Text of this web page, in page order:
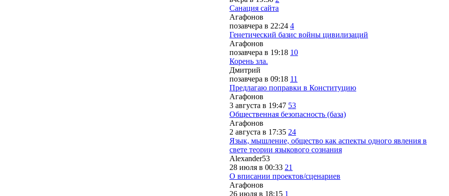
Санация сайта
Агафонов
позавчера в 22:24 4
Генетический базис войны цивилизаций
Агафонов
позавчера в 19:18 10
Корень зла.
Дмитрий
позавчера в 09:18 11
Предлагаю поправки в Конституцию
Агафонов
3 августа в 19:47 53
Общественная безопасность (база)
Агафонов
2 августа в 17:35 24
Язык, мышление, общество как аспекты одного явления в
свете теории языкового сознания
Alexander53
28 июля в 00:33 21
О вписании проектов/сценариев
Агафонов
26 июля в 18:15 1